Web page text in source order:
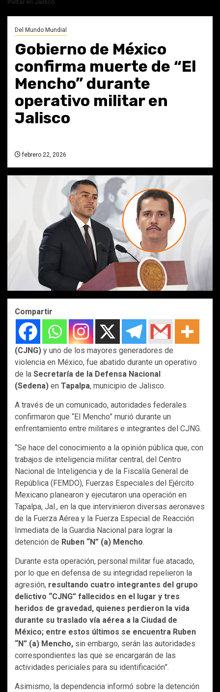
militar en Jalisco
Del Mundo Mundial
Gobierno de México
confirma muerte de “El
Mencho” durante
operativo militar en
Jalisco
febrero 22, 2026
Compartir
(CJNG) y uno de los mayores generadores de
violencia en México, fue abatido durante un operativo
de la Secretaría de la Defensa Nacional
(Sedena) en Tapalpa, municipio de Jalisco.
A través de un comunicado, autoridades federales
confirmaron que “El Mencho” murió durante un
enfrentamiento entre militares e integrantes del CJNG.
“Se hace del conocimiento a la opinión pública que, con
trabajos de inteligencia militar central, del Centro
Nacional de Inteligencia y de la Fiscalía General de
República (FEMDO), Fuerzas Especiales del Ejército
Mexicano planearon y ejecutaron una operación en
Tapalpa, Jal., en la que intervinieron diversas aeronaves
de la Fuerza Aérea y la Fuerza Especial de Reacción
Inmediata de la Guardia Nacional para lograr la
detención de Ruben “N” (a) Mencho.
Durante esta operación, personal militar fue atacado,
por lo que en defensa de su integridad repelieron la
agresión, resultando cuatro integrantes del grupo
delictivo “CJNG” fallecidos en el lugar y tres
heridos de gravedad, quienes perdieron la vida
durante su traslado vía aérea a la Ciudad de
México; entre estos últimos se encuentra Ruben
“N” (a) Mencho, sin embargo, serán las autoridades
correspondientes las que se encargarán de las
actividades periciales para su identificación”.
Asimismo, la dependencia informó sobre la detención